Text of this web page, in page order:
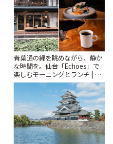
青葉通の緑を眺めながら、静か
な時間を。仙台「Echoes」で
楽しむモーニングとランチ | こ
とりっぷ